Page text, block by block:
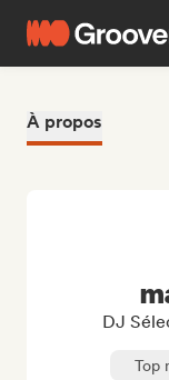
À propos
DJ
Top